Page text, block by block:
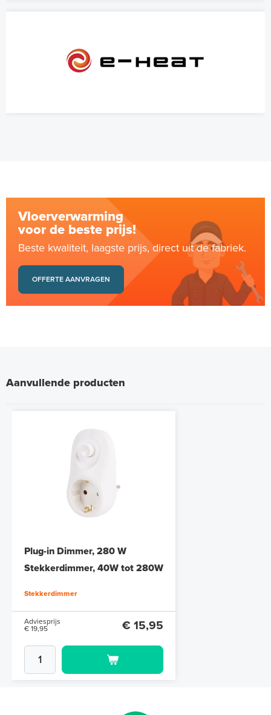
Vloerverwarming
voor de beste prijs!
Beste kwaliteit, laagste prijs, direct uit de fabriek.
OFFERTE AANVRAGEN
Aanvullende producten
Plug-in Dimmer, 280 W
Stekkerdimmer, 40W tot 280W
Stekkerdimmer
Adviesprijs
€ 19,95
€ 15,95